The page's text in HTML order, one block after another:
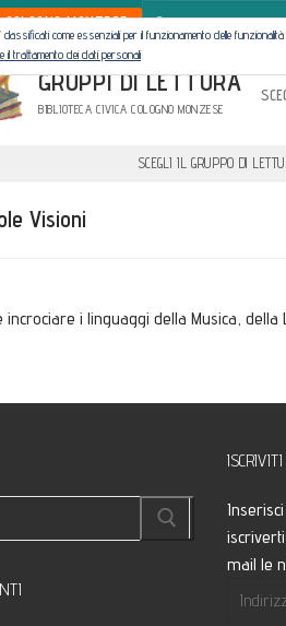
MONZESE
GRUPPI DI LETTURA
BIBLIOTECA CIVICA COLOGNO MONZESE
SCEGLI IL GRUPPO DI
Visioni
incrociare i linguaggi della Musica,
mail le
Indirizzo
classificati come essenziali per il funzionamento delle
il trattamento dei dati personali